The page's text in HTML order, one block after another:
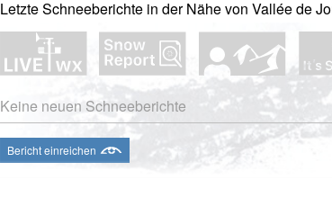
Letzte Schneeberichte in der Nähe von Vallée de
Keine neuen Schneeberichte
Bericht einreichen